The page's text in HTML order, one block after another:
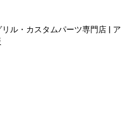
ル・カスタムパーツ専門店 | ア